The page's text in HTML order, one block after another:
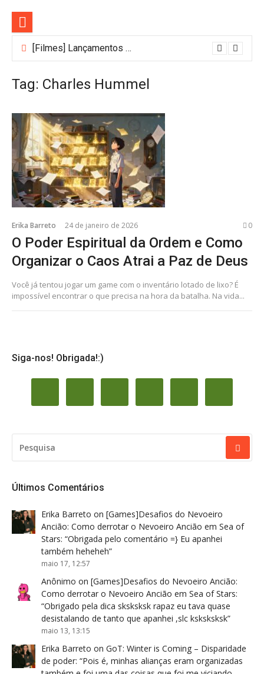
conteúdo
[Filmes] Lançamentos de agosto no Adrenalina Pura+ trazem ação e suspense
Tag: Charles Hummel
Erika Barreto 24 de janeiro de 2026 0
O Poder Espiritual da Ordem e Como
Organizar o Caos Atrai a Paz de Deus
Você já tentou jogar um game com o inventário lotado de lixo? É
impossível encontrar o que precisa na hora da batalha. Na vida...
Siga-nos! Obrigada!:)
POR:
Últimos Comentários
Erika Barreto on [Games]Desafios do Nevoeiro
Ancião: Como derrotar o Nevoeiro Ancião em Sea of
Stars: “Obrigada pelo comentário =} Eu apanhei
também heheheh”
maio 17, 12:57
Anônimo on [Games]Desafios do Nevoeiro Ancião:
Como derrotar o Nevoeiro Ancião em Sea of Stars:
“Obrigado pela dica sksksksk rapaz eu tava quase
desistalando de tanto que apanhei ,slc ksksksksk”
maio 13, 13:15
Erika Barreto on GoT: Winter is Coming – Disparidade
de poder: “Pois é, minhas alianças eram organizadas